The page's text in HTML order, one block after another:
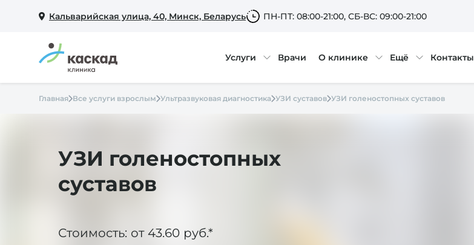
Кальварийская улица, 40, Минск, Беларусь ПН-ПТ: 08:00-21:00, СБ-ВС: 09:00-21:00
Услуги Врачи О клинике Ещё Контакты
Главная Все услуги взрослым Ультразвуковая диагностика УЗИ суставов УЗИ голеностопных суставов
УЗИ голеностопных
суставов
Стоимость: от 43.60 руб.*